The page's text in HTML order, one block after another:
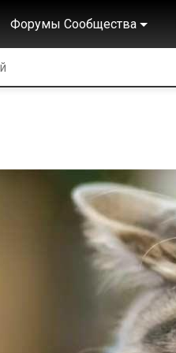
Форумы Сообщества